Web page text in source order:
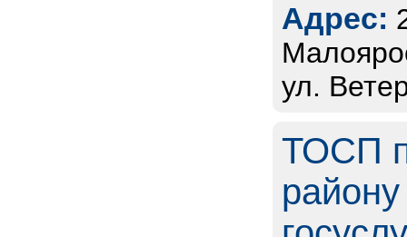
Адрес:
ул.
ТОСП